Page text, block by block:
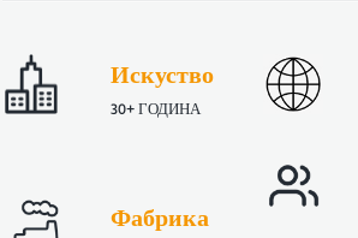
Искуство
30+ ГОДИНА
Фабрика